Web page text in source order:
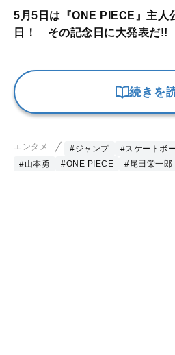
5月5日は『ONE PIECE』主人
日！ その記念日に大発表だ!!
続きを
エンタメ #ジャンプ #スケートボ
#山本勇
#ONE PIECE #尾田栄一郎